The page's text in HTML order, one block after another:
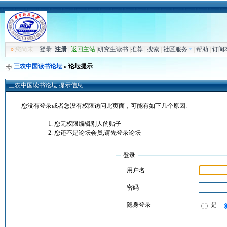
»您尚未 登录 注册| 返回主站| 研究生读书| 推荐| 搜索| 社区服务 帮助 订阅
三农中国读书论坛» 论坛提示
三农中国读书论坛 提示信息
您没有登录或者您没有权限访问此页面，可能有如下几个原因:
您无权限编辑别人的贴子
您还不是论坛会员,请先登录论坛
登录
用户名
密码
隐身登录 是